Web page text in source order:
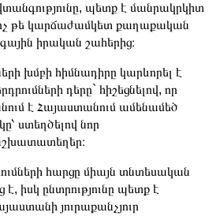
պետք է մանրակրկիտ
ոչ թե կարճաժամկետ քաղաքական
իրական շահերից։
խմբի հիմնադիրը կարևորել է
դերը` հիշեցնելով, որ
է Հայաստանում ամենամեծ
ստեղծելով նոր
հարցը միայն տնտեսական
իսկ ընտրությունը պետք է
յուրաքանչյուր